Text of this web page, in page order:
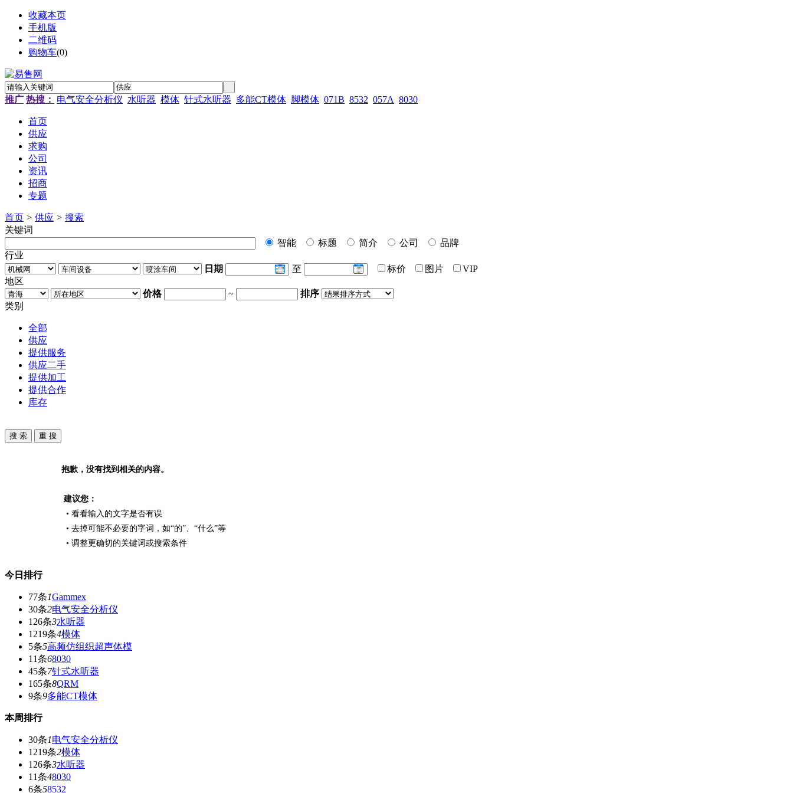
收藏本页
手机版
二维码
购物车(0)
推广 热搜： 电气安全分析仪 水听器 模体 针式水听器 多能CT模体 脚模体 071B 8532 057A 8030
首页
供应
求购
公司
资讯
招商
专题
首页 > 供应 > 搜索
关键词
智能
标题 简介 公司
品牌
行业
日期
至 标价 图片
VIP
地区
价格
~
排序
类别
全部
供应
提供服务
供应二手
提供加工
提供合作
库存
抱歉，没有找到相关的内容。
建议您：
• 看看输入的文字是否有误
• 去掉可能不必要的字词，如“的”、“什么”等
• 调整更确切的关键词或搜索条件
今日排行
77条1Gammex
30条2电气安全分析仪
126条3水听器
1219条4模体
5条5高频仿组织超声体模
11条68030
45条7针式水听器
165条8QRM
9条9多能CT模体
本周排行
30条1电气安全分析仪
1219条2模体
126条3水听器
11条48030
6条58532